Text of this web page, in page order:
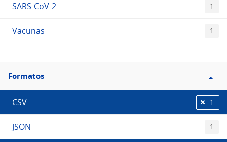
SARS-CoV-2 1
Vacunas 1
Filtro
Formatos
Formatos
CSV 1
JSON 1